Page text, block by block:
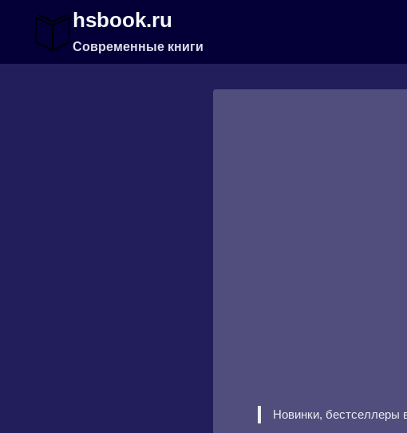
содержимому
hsbook.ru
Современные книги
Новинки, бестселлеры